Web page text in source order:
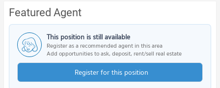
Featured Agent
This position is still available
Register as a recommended agent in this area
Add opportunities to ask, deposit, rent/sell real estate
Register for this position